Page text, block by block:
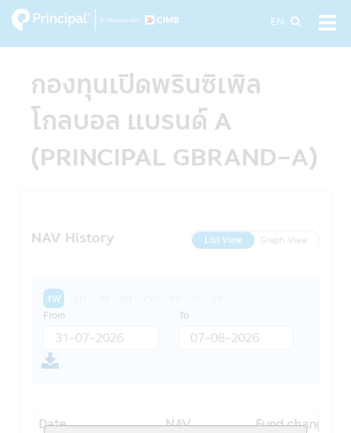
Skip
to
main
EN
กองทุนเปิดพรินซิเพิล
โกลบอล แบรนด์ A
(PRINCIPAL GBRAND-A)
NAV History List View Graph View
1W
From
To
Date NAV
Fund change